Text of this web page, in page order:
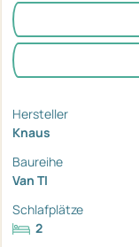
Hersteller
Knaus
Baureihe
Van TI
Schlafplätze
2